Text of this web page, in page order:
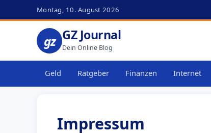
Montag, 10. August 2026
gz GZ Journal
Dein Online Blog
Geld Ratgeber Finanzen Internet
Impressum